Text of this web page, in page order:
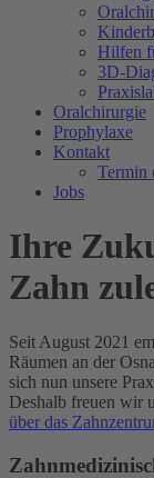
Hilfen
3D-
Oralchirurgie
Prophylaxe
Kontakt
Termin
Jobs
Ihre
Zahn
Seit August 2021
Räumen an der
sich nun unsere
Deshalb freuen wir
über das